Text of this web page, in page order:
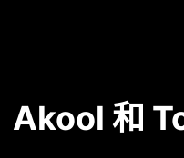
Akool 和